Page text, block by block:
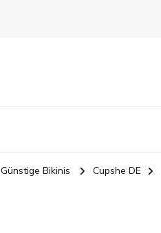
Günstige Bikinis Cupshe DE